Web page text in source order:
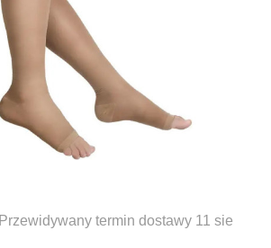
Przewidywany termin dostawy 11 sie